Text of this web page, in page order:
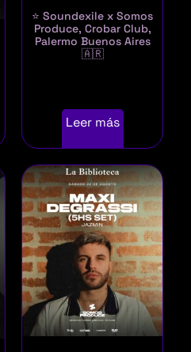
⭐ Soundexile x Somos
Produce, Crobar Club,
Palermo Buenos Aires
🇦🇷
Leer más